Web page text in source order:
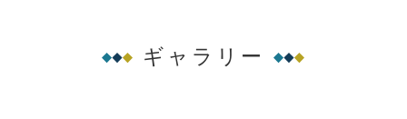
ギャラリー